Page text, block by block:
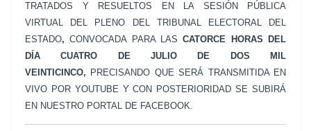
TRATADOS Y RESUELTOS EN LA SESIÓN PÚBLICA
VIRTUAL DEL PLENO DEL TRIBUNAL ELECTORAL DEL
ESTADO,CONVOCADA PARA LASCATORCE HORAS
DEL
DÍA CUATRO DE JULIO DE DOS MIL
VEINTICINCO, PRECISANDO QUE SERÁ TRANSMITIDA EN
VIVO POR YOUTUBE Y CON POSTERIORIDAD SE SUBIRÁ
EN NUESTRO PORTAL DE FACEBOOK.